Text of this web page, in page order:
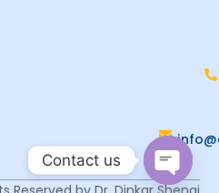
Contact us